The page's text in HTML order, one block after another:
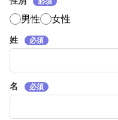
男性 女性
姓 必須
名 必須